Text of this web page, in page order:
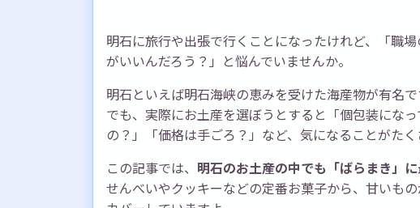
明石に旅行や出張で行くことになったけれど、「職
がいいんだろう？」と悩んでいませんか。
明石といえば明石海峡の恵みを受けた海産物が有名で
でも、実際にお土産を選ぼうとすると「個包装にな
の？」「価格は手ごろ？」など、気になることがたく
この記事では、 明石のお土産の中でも「ばらまき」
せんべいやクッキーなどの定番お菓子から、甘いも